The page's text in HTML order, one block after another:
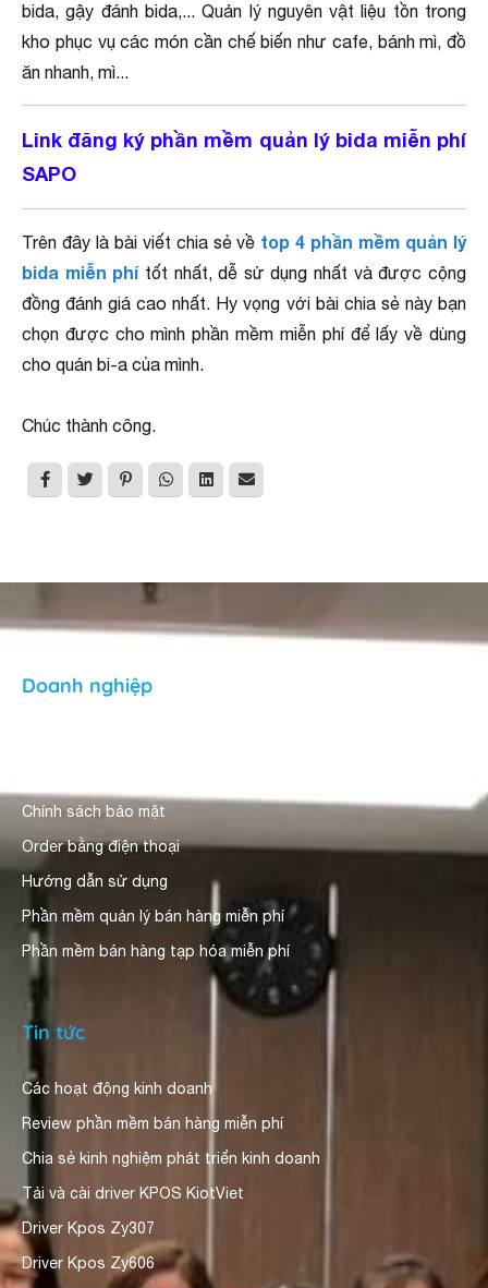
bida, gậy đánh bida,... Quản lý nguyên vật liệu tồn trong
kho phục vụ các món cần chế biến như cafe, bánh mì, đồ
ăn nhanh, mì...
Link đăng ký phần mềm quản lý bida miễn phí
SAPO
Trên đây là bài viết chia sẻ về top 4 phần mềm quản lý
bida miễn phítốt nhất, dễ sử dụng nhất và được cộng
đồng đánh giá cao nhất. Hy vọng với bài chia sẻ này bạn
chọn được cho mình phần mềm miễn phí để lấy về dùng
cho quán bi-a của mình.
Chúc thành công.
Doanh nghiệp
Chính sách bảo mật
Order bằng điện thoại
Hướng dẫn sử dụng
Phần mềm quản lý bán hàng miễn phí
Phần mềm bán hàng tạp hóa miễn phí
Tin tức
Các hoạt động kinh doanh
Review phần mềm bán hàng miễn phí
Chia sẻ kinh nghiệm phát triển kinh doanh
Tải và cài driver KPOS KiotViet
Driver Kpos Zy307
Driver Kpos Zy606